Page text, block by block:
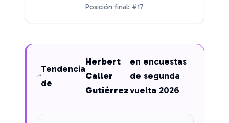
Posición final: #17
Tendencia
de
Herbert
Caller
Gutiérrez
en encuestas
de segunda
vuelta 2026